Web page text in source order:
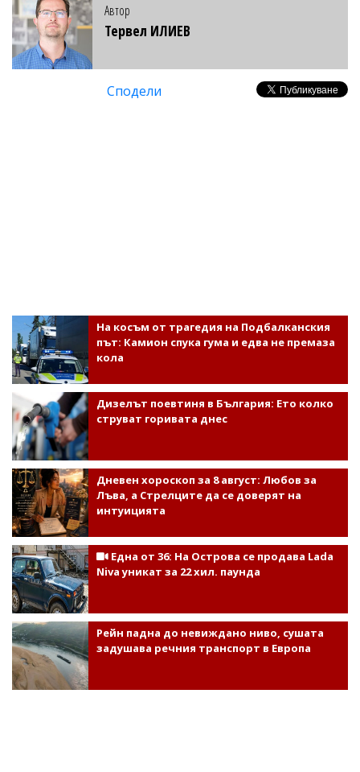
Автор
Тервел ИЛИЕВ
Сподели
На косъм от трагедия на Подбалканския
път: Камион спука гума и едва не премаза
кола
Дизелът поевтиня в България: Ето колко
струват горивата днес
Дневен хороскоп за 8 август: Любов за
Лъва, а Стрелците да се доверят на
интуицията
Една от 36: На Острова се продава Lada
Niva уникат за 22 хил. паунда
Рейн падна до невиждано ниво, сушата
задушава речния транспорт в Европа